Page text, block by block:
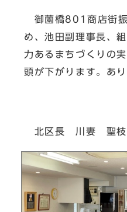
御薗橋801商店街振
め、池田副理事長、
力あるまちづくりの
頭が下がります。あ
北区長 川妻 聖枝